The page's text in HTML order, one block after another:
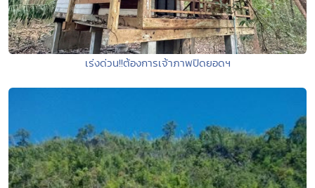
เร่งด่วน!!ต้องการเจ้าภาพปิดยอดฯ